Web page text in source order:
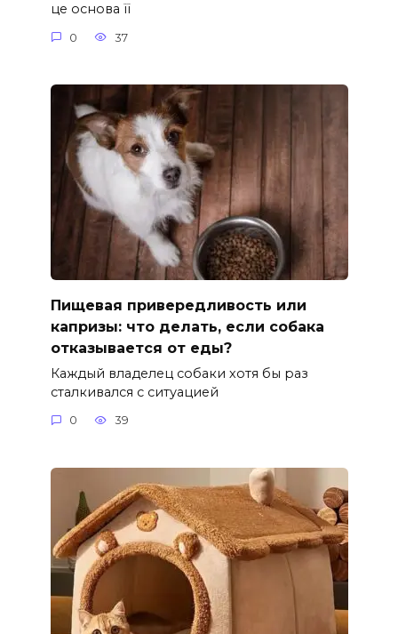
це основа її
0 37
Пищевая привередливость или
капризы: что делать, если собака
отказывается от еды?
Каждый владелец собаки хотя бы раз
сталкивался с ситуацией
0 39